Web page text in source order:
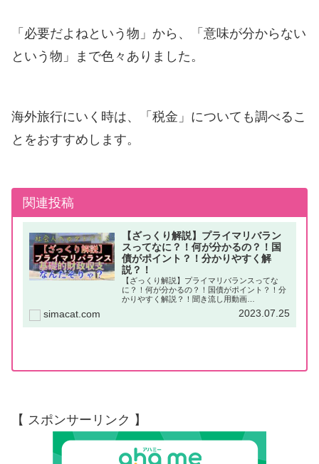
「必要だよねという物」から、「意味が分からない
という物」まで色々ありました。
海外旅行にいく時は、「税金」についても調べるこ
とをおすすめします。
関連投稿
【ざっくり解説】プライマリバラン
スってなに？！何が分かるの？！国
債がポイント？！分かりやすく解
説？！
【ざっくり解説】プライマリバランスってな
に？！何が分かるの？！国債がポイント？！分
かりやすく解説？！聞き流し用動画
（YouTube）はじめに「プライマリバランス」
というものをご存知でしょうか？「財政健全
化」などでも話題になっているものです。...
simacat.com 2023.07.25
【 スポンサーリンク 】